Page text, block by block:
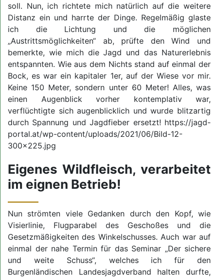
soll. Nun, ich richtete mich natürlich auf die weitere
Distanz ein und harrte der Dinge. Regelmäßig glaste
ich die Lichtung und die möglichen
„Austrittsmöglichkeiten“ ab, prüfte den Wind und
bemerkte, wie mich die Jagd und das Naturerlebnis
entspannten. Wie aus dem Nichts stand auf einmal der
Bock, es war ein kapitaler 1er, auf der Wiese vor mir.
Keine 150 Meter, sondern unter 60 Meter! Alles, was
einen Augenblick vorher kontemplativ war,
verflüchtigte sich augenblicklich und wurde blitzartig
durch Spannung und Jagdfieber ersetzt! https://jagd-
portal.at/wp-content/uploads/2021/06/Bild-12-
300x225.jpg
Eigenes Wildfleisch, verarbeitet
im eignen Betrieb!
Nun strömten viele Gedanken durch den Kopf, wie
Visierlinie, Flugparabel des Geschoßes und die
Gesetzmäßigkeiten des Winkelschusses. Auch war auf
einmal der nahe Termin für das Seminar „Der sichere
und weite Schuss“, welches ich für den
Burgenländischen Landesjagdverband halten durfte,